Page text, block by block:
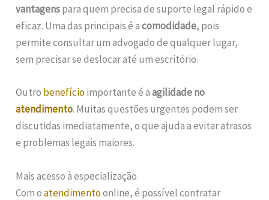
vantagenspara quem precisa de suporte legal rápido e
eficaz. Uma das principais é acomodidade, pois
permite consultar um advogado de qualquer lugar,
sem precisar se deslocar até um escritório.
Outro benefícioimportante é aagilidade no
atendimento. Muitas questões urgentes podem ser
discutidas imediatamente, o que ajuda a evitar atrasos
e problemas legais maiores.
Mais acesso à especialização
Com oatendimentoonline, é possível contratar